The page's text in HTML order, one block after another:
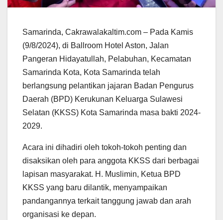
Samarinda, Cakrawalakaltim.com – Pada Kamis
(9/8/2024), di Ballroom Hotel Aston, Jalan
Pangeran Hidayatullah, Pelabuhan, Kecamatan
Samarinda Kota, Kota Samarinda telah
berlangsung pelantikan jajaran Badan Pengurus
Daerah (BPD) Kerukunan Keluarga Sulawesi
Selatan (KKSS) Kota Samarinda masa bakti 2024-
2029.
Acara ini dihadiri oleh tokoh-tokoh penting dan
disaksikan oleh para anggota KKSS dari berbagai
lapisan masyarakat. H. Muslimin, Ketua BPD
KKSS yang baru dilantik, menyampaikan
pandangannya terkait tanggung jawab dan arah
organisasi ke depan.